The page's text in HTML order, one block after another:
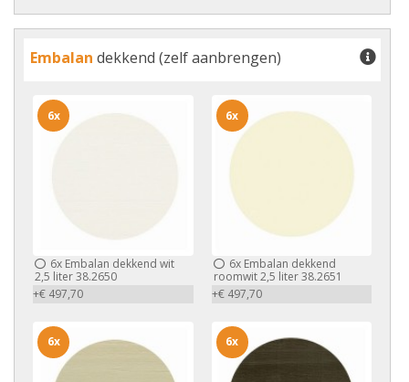
Embalan dekkend (zelf aanbrengen)
6x Embalan dekkend wit
2,5 liter 38.2650
+€ 497,70
6x
6xEmbalan dekkend
roomwit 2,5 liter 38.2651
+€ 497,70
6x
6x 6x